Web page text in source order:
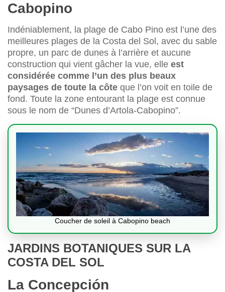
Cabopino
Indéniablement, la plage de Cabo Pino est l’une des
meilleures plages de la Costa del Sol, avec du sable
propre, un parc de dunes à l’arrière et aucune
construction qui vient gâcher la vue, elle est
considérée comme l’un des plus beaux
paysages de toute la côte que l’on voit en toile de
fond. Toute la zone entourant la plage est connue
sous le nom de “Dunes d’Artola-Cabopino”.
Coucher de soleil à Cabopino beach
JARDINS BOTANIQUES SUR LA
COSTA DEL SOL
La Concepción